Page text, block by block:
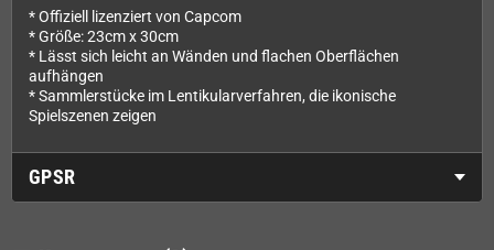
* Offiziell lizenziert von Capcom
* Größe: 23cm x 30cm
* Lässt sich leicht an Wänden und flachen Oberflächen
aufhängen
* Sammlerstücke im Lentikularverfahren, die ikonische
Spielszenen zeigen
GPSR